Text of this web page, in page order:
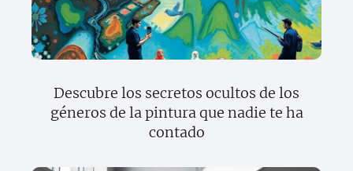
Descubre los secretos ocultos de los
géneros de la pintura que nadie te ha
contado